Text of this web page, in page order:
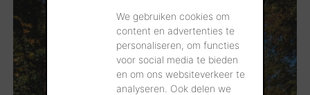
We gebruiken cookies om
content en advertenties te
personaliseren, om functies
voor social media te bieden
en om ons websiteverkeer te
analyseren. Ook delen we